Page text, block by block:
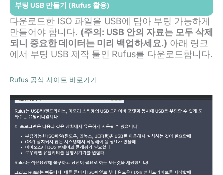
부팅 USB 만들기 (Rufus 활용)
다운로드한 ISO 파일을 USB에 담아 부팅 가능하게
만들어야 합니다. (주의: USB 안의 자료는 모두 삭제
되니 중요한 데이터는 미리 백업하세요.) 아래 링크
에서 부팅 USB 제작 툴인 Rufus를 다운로드합니다.
Rufus 공식 사이트 바로가기